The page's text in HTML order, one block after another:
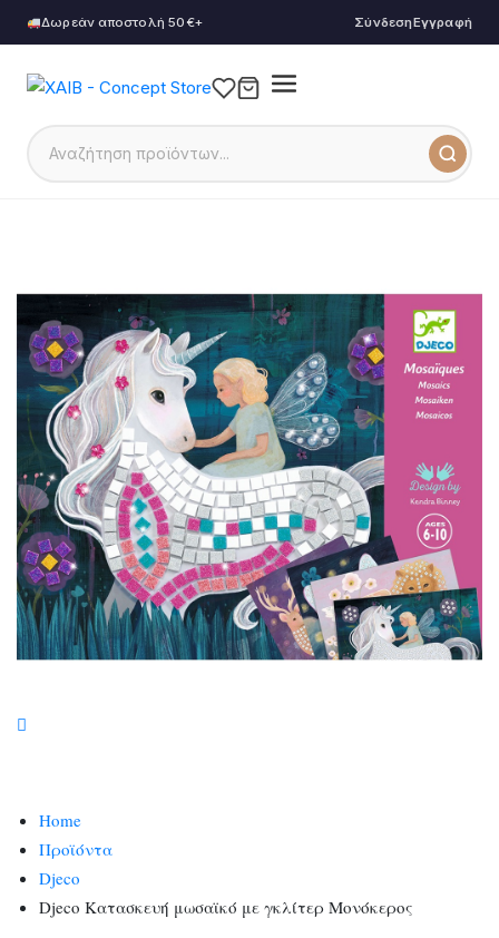
Δωρεάν αποστολή 50€+ ΣύνδεσηΕγγραφή
Home
Προϊόντα
Djeco
Djeco Κατασκευή μωσαϊκό με γκλίτερ Μονόκερος